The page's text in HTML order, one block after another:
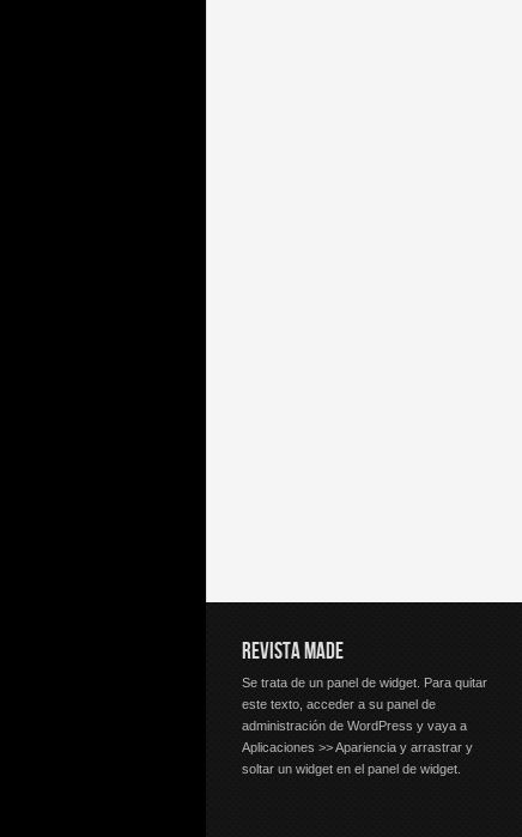
REVISTA MADE
Se trata de un panel de widget. Para quitar
este texto, acceder a su panel de
administración de WordPress y vaya a
Aplicaciones >> Apariencia y arrastrar y
soltar un widget en el panel de widget.